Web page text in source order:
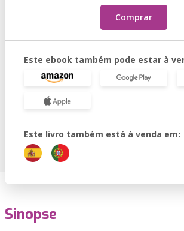
Comprar
Este ebook também pode estar à
Este livro também está à venda em:
Sinopse